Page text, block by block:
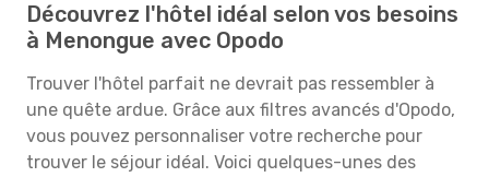
Découvrez l'hôtel idéal selon vos besoins
à Menongue avec Opodo
Trouver l'hôtel parfait ne devrait pas ressembler à
une quête ardue. Grâce aux filtres avancés d'Opodo,
vous pouvez personnaliser votre recherche pour
trouver le séjour idéal. Voici quelques-unes des